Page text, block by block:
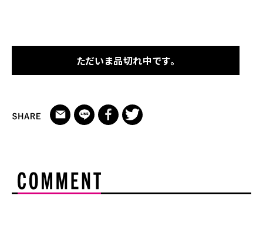
ただいま品切れ中です。